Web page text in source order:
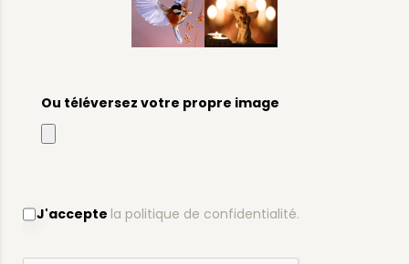
Ou téléversez votre propre image
J'accepte la politique de confidentialité.